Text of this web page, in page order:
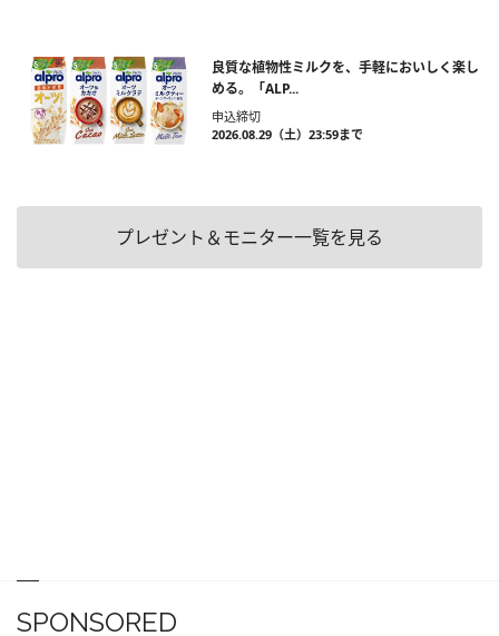
良質な植物性ミルクを、手軽においしく楽し
める。「ALP...
申込締切
2026.08.29（土）23:59まで
プレゼント＆モニター一覧を見る
SPONSORED